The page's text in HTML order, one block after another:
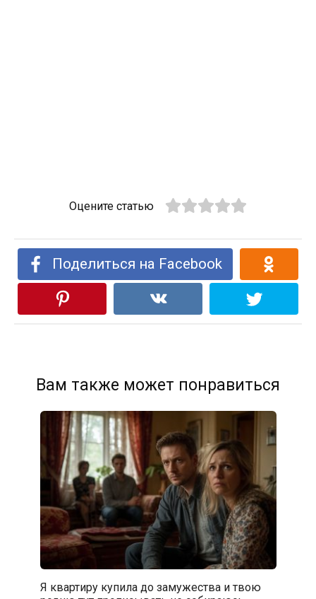
Оцените статью
Поделиться на Facebook
Вам также может понравиться
Я квартиру купила до замужества и твою